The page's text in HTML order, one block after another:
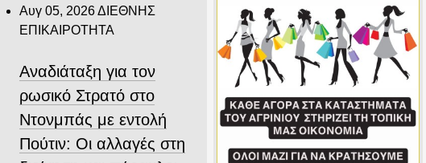
Αυγ 05, 2026ΔΙΕΘΝΗΣ
ΕΠΙΚΑΙΡΟΤΗΤΑ
Αναδιάταξη για τον
ρωσικό Στρατό στο
Ντονμπάς με εντολή
Πούτιν: Οι αλλαγές στη